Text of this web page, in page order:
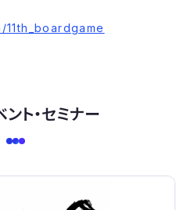
ト・セミナー